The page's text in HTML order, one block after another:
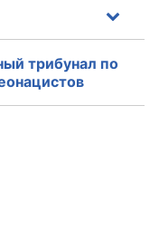
трибунал по